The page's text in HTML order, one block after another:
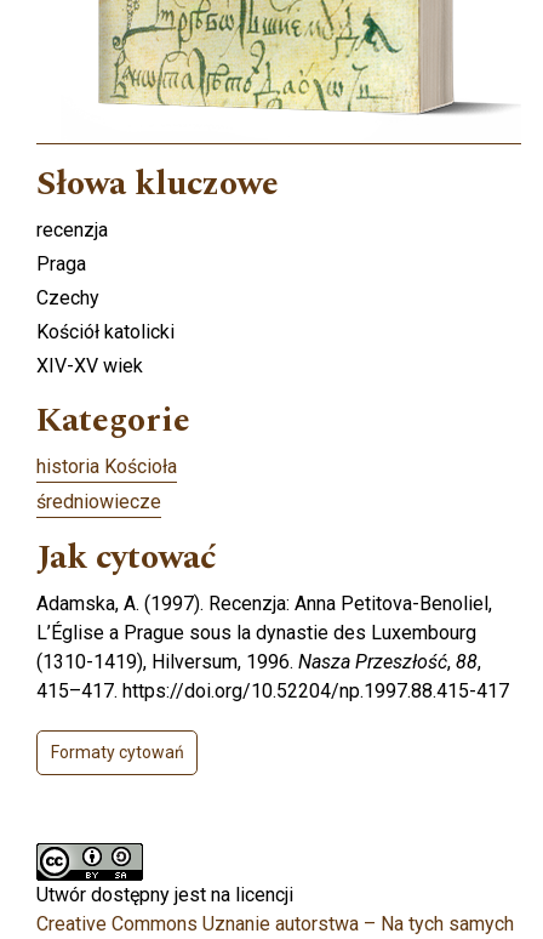
Słowa kluczowe
recenzja
Praga
Czechy
Kościół katolicki
XIV-XV wiek
Kategorie
historia Kościoła
średniowiecze
Jak cytować
Adamska, A. (1997). Recenzja: Anna Petitova-Benoliel,
L’Église a Prague sous la dynastie des Luxembourg
(1310-1419), Hilversum, 1996. Nasza Przeszłość, 88,
415–417. https://doi.org/10.52204/np.1997.88.415-417
Formaty cytowań
Utwór dostępny jest na licencji
Creative Commons Uznanie autorstwa – Na tych samych